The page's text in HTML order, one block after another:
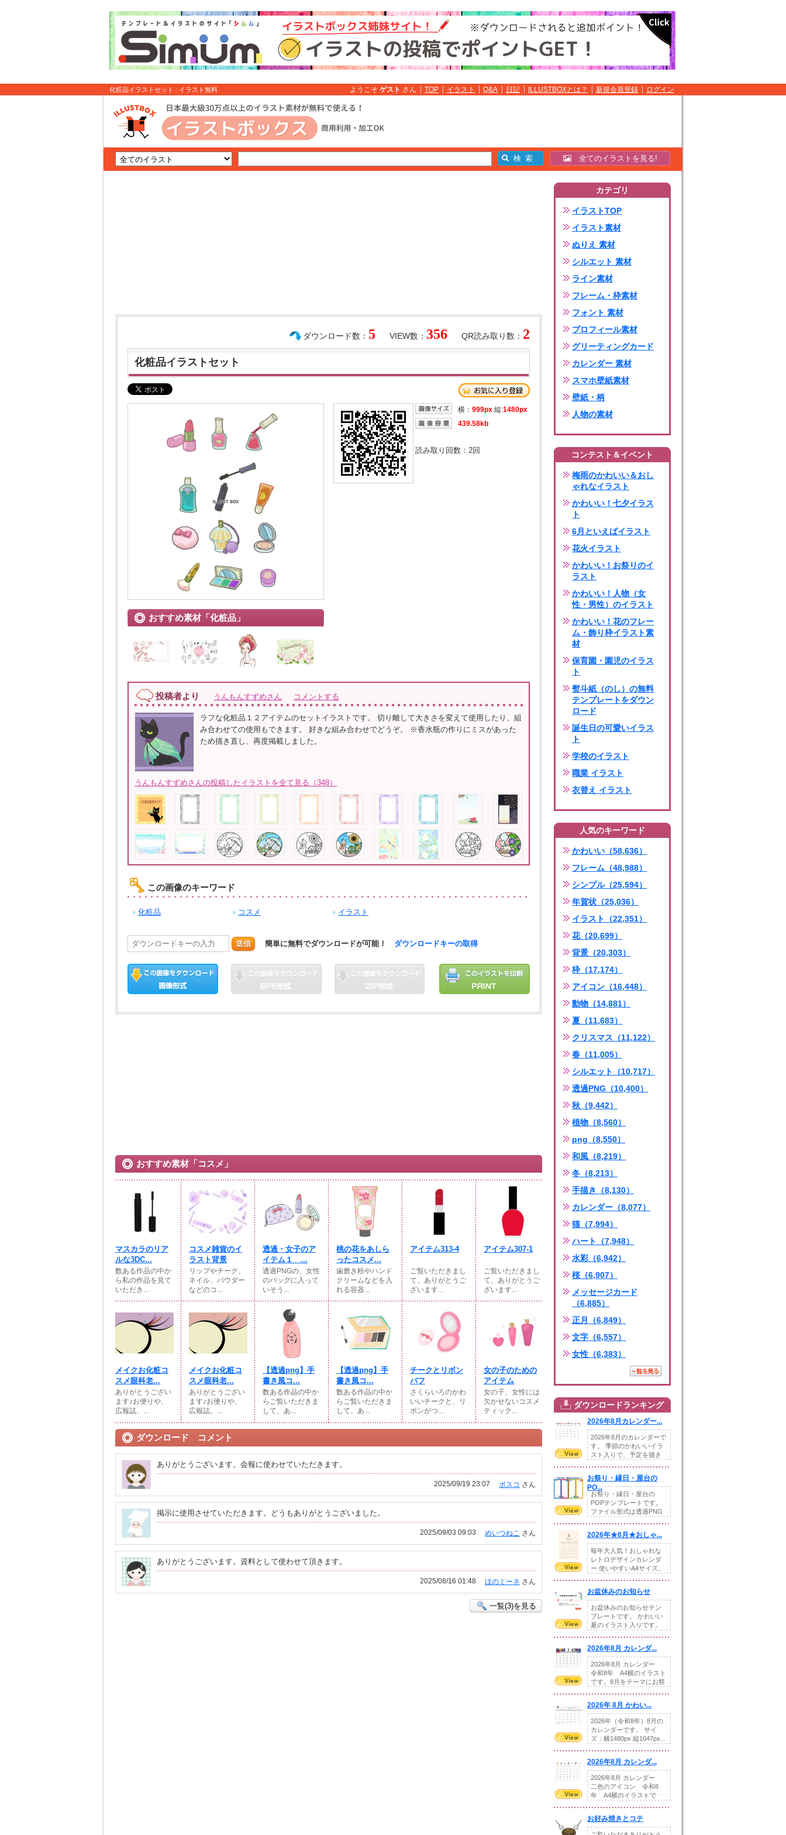
化粧品イラストセット : イラスト無料 ようこそ ゲスト さん TOP イラスト Q&A 日記 ILLUSTBOXとは？ 新規会員登録 ログイン
全てのイラストを見る!
QR読み取り数： 2
VIEW数： 356
ダウンロード数： 5
化粧品イラストセット
おすすめ素材「化粧品」
横： 999px 縦:1480px
439.58kb
読み取り回数： 2回
投稿者より うんもんすずめさん コメントする
ラフな化粧品１２アイテムのセットイラストです。 切り離して大きさを変えて使用したり、組
み合わせての使用もできます。 好きな組み合わせでどうぞ。 ※香水瓶の作りにミスがあった
ため描き直し、再度掲載しました。
うんもんすずめさんの投稿したイラストを全て見る（348）
この画像のキーワード
化粧品 コスメ イラスト
送信 簡単に無料でダウンロードが可能！ ダウンロードキーの取得
おすすめ素材「コスメ」
マスカラのリア
ルな3DC...
数ある作品の中か
ら私の作品を見て
いただき...
コスメ雑貨のイ
ラスト背景
リップやチーク、
ネイル、パウダー
などのコ...
透過・女子のア
イテム１ ...
透過PNGの、女性
のバッグに入って
いそう...
桃の花をあしら
ったコスメ...
歯磨き粉やハンド
クリームなどを入
れる容器...
アイテム313-4
ご覧いただきまし
て、ありがとうご
ざいます...
アイテム307-1
ご覧いただきまし
て、ありがとうご
ざいます...
メイクお化粧コ
スメ眼科老...
ありがとうござい
ます♪お便りや、
広報誌、...
メイクお化粧コ
スメ眼科老...
ありがとうござい
ます♪お便りや、
広報誌、...
【透過png】手
書き風コ...
数ある作品の中か
らご覧いただきま
して、あ...
【透過png】手
書き風コ...
数ある作品の中か
らご覧いただきま
して、あ...
チークとリボン
パフ
さくらいろのかわ
いいチークと、リ
ボンがつ...
女の子のための
アイテム
女の子、女性には
欠かせないコスメ
ティック...
ダウンロード コメント
ありがとうございます。会報に使わせていただきます。
ポスコ さん
2025/09/19 23:07
掲示に使用させていただきます。どうもありがとうございました。
めいつねこ さん
2025/09/03 09:03
ありがとうございます。資料として使わせて頂きます。
ほのミーネ さん
2025/08/16 01:48
一覧(3)を見る
カテゴリ
イラストTOP
イラスト素材
ぬりえ 素材
シルエット 素材
ライン素材
フレーム・枠素材
フォント 素材
プロフィール素材
グリーティングカード
カレンダー 素材
スマホ壁紙素材
壁紙・柄
人物の素材
コンテスト＆イベント
梅雨のかわいい＆おし
ゃれなイラスト
かわいい！七夕イラス
ト
6月といえばイラスト
花火イラスト
かわいい！お祭りのイ
ラスト
かわいい！人物（女
性・男性）のイラスト
かわいい！花のフレー
ム・飾り枠イラスト素
材
保育園・園児のイラス
ト
熨斗紙（のし）の無料
テンプレートをダウン
ロード
誕生日の可愛いイラス
ト
学校のイラスト
職業 イラスト
衣替え イラスト
人気のキーワード
かわいい（58,636）
フレーム（48,988）
シンプル（25,594）
年賀状（25,036）
イラスト（22,351）
花（20,699）
背景（20,303）
枠（17,174）
アイコン（16,448）
動物（14,881）
夏（11,683）
クリスマス（11,122）
春（11,005）
シルエット（10,717）
透過PNG（10,400）
秋（9,442）
植物（8,560）
png（8,550）
和風（8,219）
冬（8,213）
手描き（8,130）
カレンダー（8,077）
猫（7,994）
ハート（7,948）
水彩（6,942）
桜（6,907）
メッセージカード
（6,885）
正月（6,849）
文字（6,557）
女性（6,383）
ダウンロードランキング
2026年8月カレンダー...
2026年8月のカレンダーで
す。 季節のかわいいイラ
スト入りで、予定を描き
お祭り・縁日・屋台の
PO...
お祭り・縁日・屋台の
POPテンプレートです。
ファイル形式は透過PNG
2026年★8月★おしゃ...
毎年大人気！おしゃれな
レトロデザインカレンダ
ー 使いやすいA4サイズ。
お盆休みのお知らせ
お盆休みのお知らせテン
プレートです。 かわいい
夏のイラスト入りです。
2026年8月 カレンダ...
2026年8月 カレンダー
令和8年 A4横のイラスト
です。8月をテーマにお祭
2026年 8月 かわい...
2026年（令和8年）8月の
カレンダーです。 サイ
ズ：横1480px 縦1047px...
2026年8月 カレンダ...
2026年8月 カレンダー
二色のアイコン 令和8
年 A4横のイラストで
お好み焼きとコテ